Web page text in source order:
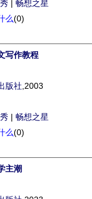
| 畅想之星
么(0)
写作教程
版社 ,2003
| 畅想之星
么(0)
主潮